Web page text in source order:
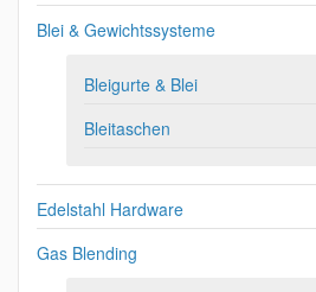
Blei & Gewichtssysteme
Bleigurte & Blei
Bleitaschen
Edelstahl Hardware
Gas Blending